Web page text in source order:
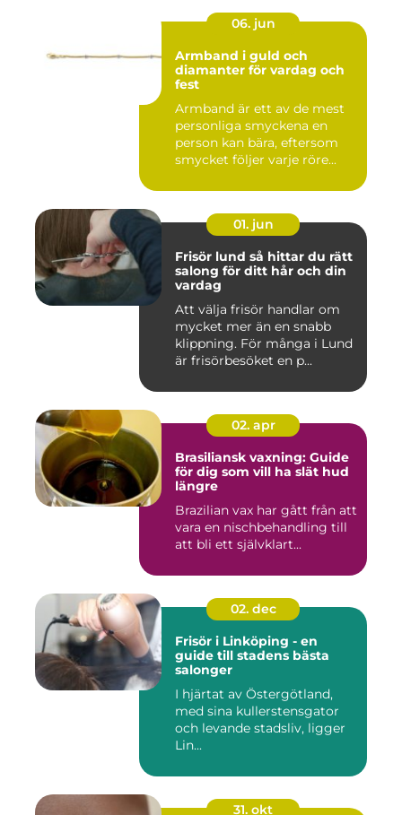
06. jun
Armband i guld och
diamanter för vardag och
fest
Armband är ett av de mest
personliga smyckena en
person kan bära, eftersom
smycket följer varje röre...
01. jun
Frisör lund så hittar du rätt
salong för ditt hår och din
vardag
Att välja frisör handlar om
mycket mer än en snabb
klippning. För många i Lund
är frisörbesöket en p...
02. apr
Brasiliansk vaxning: Guide
för dig som vill ha slät hud
längre
Brazilian vax har gått från att
vara en nischbehandling till
att bli ett självklart...
02. dec
Frisör i Linköping - en
guide till stadens bästa
salonger
I hjärtat av Östergötland,
med sina kullerstensgator
och levande stadsliv, ligger
Lin...
31. okt